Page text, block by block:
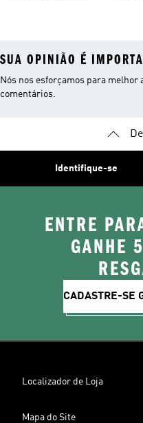
SUA OPINIÃO É
Nós nos esforçamos para melhor
comentários.
Identifique-se
ENTRE
GANHE
CADASTRE-SE
Localizador de Loja
Mapa do Site